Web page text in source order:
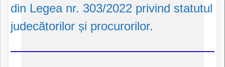
din Legea nr. 303/2022 privind statutul
judecătorilor și procurorilor.